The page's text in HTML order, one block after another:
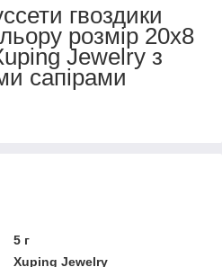
гвоздики
розмір 20х8
Jewelry з
сапірами
5 г
Xuping Jewelry